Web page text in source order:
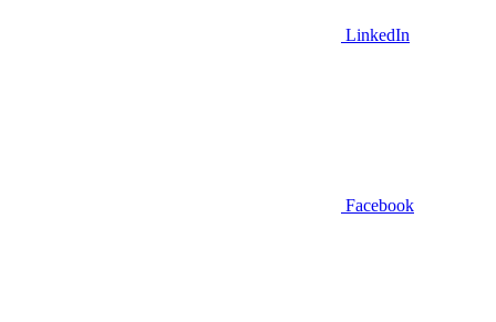
LinkedIn
Facebook